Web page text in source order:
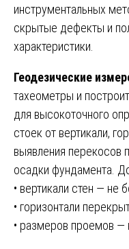
инструментальных
скрытые дефекты и
характеристики.
Геодезические
тахеометры и
для высокоточного
стоек от вертикали,
выявления перекосов
осадки фундамента.
• вертикали стен — не
• горизонтали
• размеров проемов —